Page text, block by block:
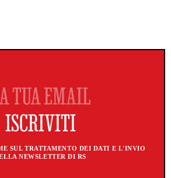
SUL TRATTAMENTO DEI DATI E L'INVIO
NEWSLETTER DI RS